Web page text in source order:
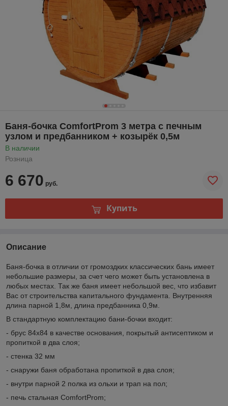
Баня-бочка ComfortProm 3 метра с печным
узлом и предбанником + козырёк 0,5м
В наличии
Розница
6 670 руб.
Купить
Описание
Баня-бочка в отличии от громоздких классических бань имеет
небольшие размеры, за счет чего может быть установлена в
любых местах. Так же баня имеет небольшой вес, что избавит
Вас от строительства капитального фундамента. Внутренняя
длина парной 1,8м, длина предбанника 0,9м.
В стандартную комплектацию бани-бочки входит:
- брус 84х84 в качестве основания, покрытый антисептиком и
пропиткой в два слоя;
- стенка 32 мм
- снаружи баня обработана пропиткой в два слоя;
- внутри парной 2 полка из ольхи и трап на пол;
- печь стальная ComfortProm;